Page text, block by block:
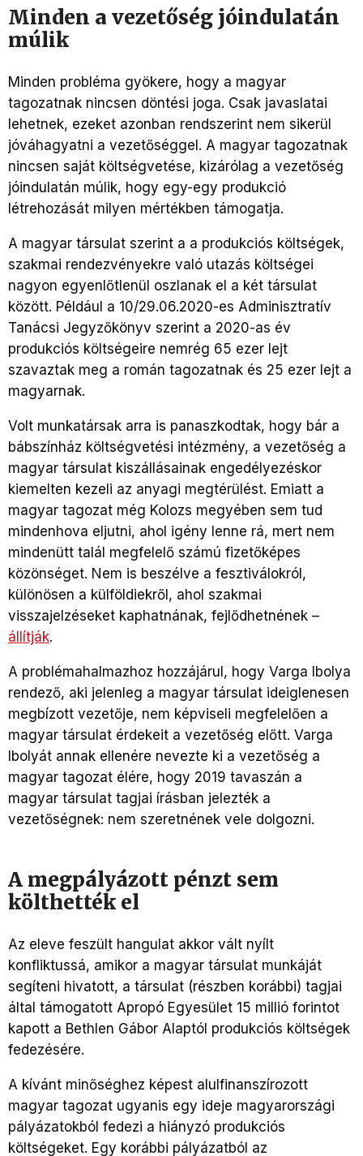
Minden a vezetőség jóindulatán
múlik
Minden probléma gyökere, hogy a magyar
tagozatnak nincsen döntési joga. Csak javaslatai
lehetnek, ezeket azonban rendszerint nem sikerül
jóváhagyatni a vezetőséggel. A magyar tagozatnak
nincsen saját költségvetése, kizárólag a vezetőség
jóindulatán múlik, hogy egy-egy produkció
létrehozását milyen mértékben támogatja.
A magyar társulat szerint a a produkciós költségek,
szakmai rendezvényekre való utazás költségei
nagyon egyenlőtlenül oszlanak el a két társulat
között. Például a 10/29.06.2020-es Adminisztratív
Tanácsi Jegyzőkönyv szerint a 2020-as év
produkciós költségeire nemrég 65 ezer lejt
szavaztak meg a román tagozatnak és 25 ezer lejt a
magyarnak.
Volt munkatársak arra is panaszkodtak, hogy bár a
bábszínház költségvetési intézmény, a vezetőség a
magyar társulat kiszállásainak engedélyezéskor
kiemelten kezeli az anyagi megtérülést. Emiatt a
magyar tagozat még Kolozs megyében sem tud
mindenhova eljutni, ahol igény lenne rá, mert nem
mindenütt talál megfelelő számú fizetőképes
közönséget. Nem is beszélve a fesztiválokról,
különösen a külföldiekről, ahol szakmai
visszajelzéseket kaphatnának, fejlődhetnének –
állítják.
A problémahalmazhoz hozzájárul, hogy Varga Ibolya
rendező, aki jelenleg a magyar társulat ideiglenesen
megbízott vezetője, nem képviseli megfelelően a
magyar társulat érdekeit a vezetőség előtt. Varga
Ibolyát annak ellenére nevezte ki a vezetőség a
magyar tagozat élére, hogy 2019 tavaszán a
magyar társulat tagjai írásban jelezték a
vezetőségnek: nem szeretnének vele dolgozni.
A megpályázott pénzt sem
költhették el
Az eleve feszült hangulat akkor vált nyílt
konfliktussá, amikor a magyar társulat munkáját
segíteni hivatott, a társulat (részben korábbi) tagjai
által támogatott Apropó Egyesület 15 millió forintot
kapott a Bethlen Gábor Alaptól produkciós költségek
fedezésére.
A kívánt minőséghez képest alulfinanszírozott
magyar tagozat ugyanis egy ideje magyarországi
pályázatokból fedezi a hiányzó produkciós
költségeket. Egy korábbi pályázatból az